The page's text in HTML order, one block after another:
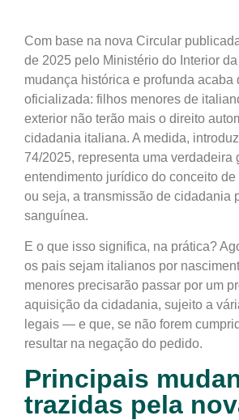
Com base na nova Circular
de 2025 pelo Ministério do Interior
mudança histórica e profunda acaba
oficializada: filhos menores de
exterior não terão mais o direito
cidadania italiana. A medida,
74/2025, representa uma verdadeira
entendimento jurídico do conceito de
ou seja, a transmissão de cidadania
sanguínea.
E o que isso significa, na prática?
os pais sejam italianos por
menores precisarão passar por um
aquisição da cidadania, sujeito a
legais — e que, se não forem
resultar na negação do pedido.
Principais
trazidas pela